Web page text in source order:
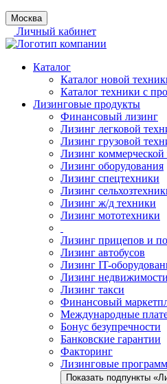
Москва
Личный кабинет
Каталог
Каталог новой
Каталог техники с
Лизинговые продукты
Финансовый лизинг
Лизинг легковой
Лизинг грузовой
Лизинг коммерческой
Лизинг оборудования
Лизинг спецтехники
Лизинг
Лизинг ж/д техники
Лизинг мототехники
Лизинг прицепов и
Лизинг автобусов
Лизинг IT-
Лизинг недвижимости
Лизинг такси
Финансовый
Международные
Бонус безупречности
Банковские гарантии
Факторинг
Лизинговые
Показать подпункты